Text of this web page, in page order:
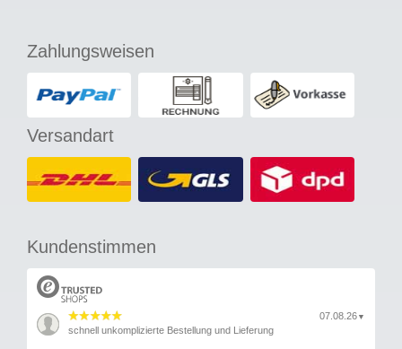
Zahlungsweisen
Versandart
Kundenstimmen
07.08.26 ▼
schnell unkomplizierte Bestellung und Lieferung